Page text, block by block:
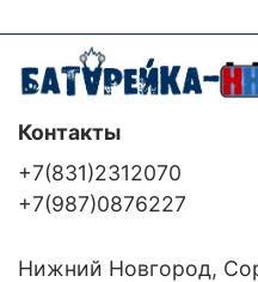
Контакты
+7(831)2312070
+7(987)0876227
Нижний Новгород,